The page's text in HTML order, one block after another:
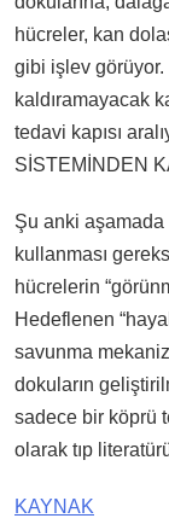
hücreler, kan
gibi işlev görüyor.
kaldıramayacak
tedavi kapısı
SİSTEMİNDEN
Şu anki aşamada
kullanması
hücrelerin
Hedeflenen
savunma
dokuların
sadece bir köprü
olarak tıp
KAYNAK